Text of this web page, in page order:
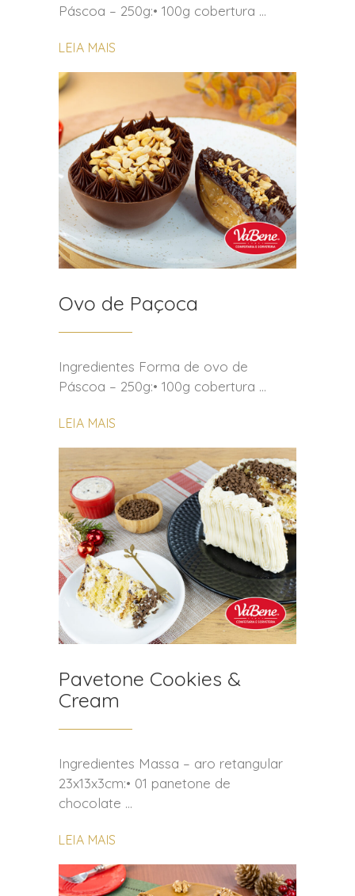
Páscoa – 250g:• 100g cobertura
LEIA MAIS
Ovo de Paçoca
Ingredientes Forma de ovo de
Páscoa – 250g:• 100g cobertura
LEIA MAIS
Pavetone Cookies &
Cream
Ingredientes Massa – aro retangular
23x13x3cm:• 01 panetone de
chocolate
LEIA MAIS